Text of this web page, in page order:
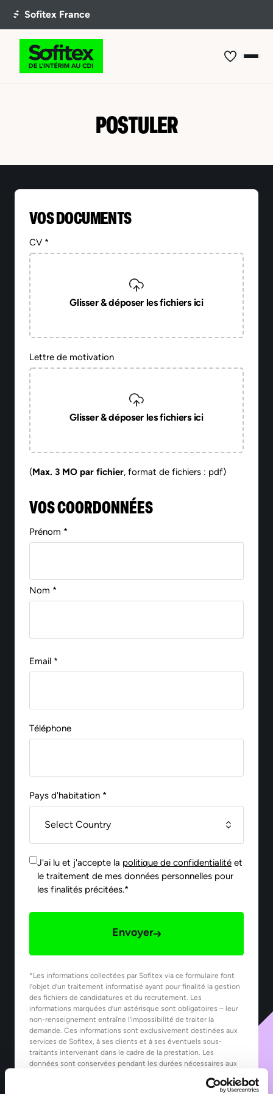
POSTULER
VOS DOCUMENTS
CV *
Glisser & déposer les fichiers ici
Lettre de motivation
Glisser & déposer les fichiers ici
(Max. 3 MO par fichier, format de fichiers : pdf)
VOS COORDONNÉES
Prénom *
Nom *
Email *
Téléphone
Pays d'habitation *
J'ai lu et j'accepte la politique de confidentialité et
le traitement de mes données personnelles pour
les finalités précitées.*
Envoyer
*Les informations collectées par Sofitex via ce formulaire font
l’objet d’un traitement informatisé ayant pour finalité la gestion
des fichiers de candidatures et du recrutement. Les
informations marquées d’un astérisque sont obligatoires – leur
non-renseignement entraîne l’impossibilité de traiter la
demande. Ces informations sont exclusivement destinées aux
services de Sofitex, à ses clients et à ses éventuels sous-
traitants intervenant dans le cadre de la prestation. Les
données sont conservées pendant les durées nécessaires aux